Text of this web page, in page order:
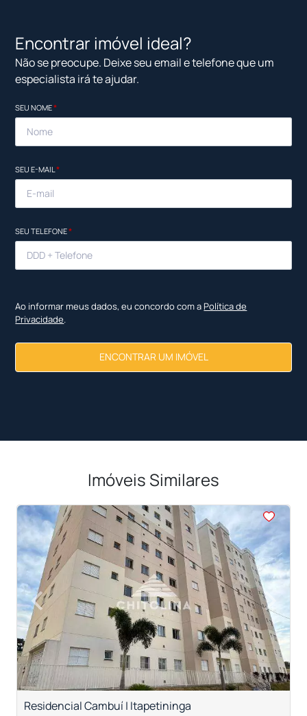
Encontrar imóvel ideal?
Não se preocupe. Deixe seu email e telefone que um
especialista irá te ajudar.
SEU NOME*
SEU E-MAIL*
SEU TELEFONE*
Ao informar meus dados, eu concordo com a Política de
Privacidade.
ENCONTRAR UM IMÓVEL
Imóveis Similares
<<<<
‹Previous ›
Next
Residencial Cambuí | Itapetininga